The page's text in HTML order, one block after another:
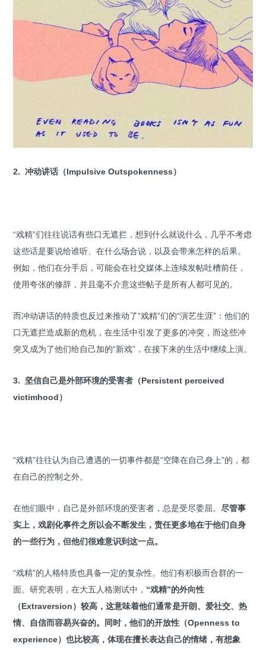
2. 冲动讲话（Impulsive Outspokenness）
“戏精”们往往说话有些口无遮拦，想到什么就说什么，几乎不考虑
这些话是要说给谁听、在什么场合说，以及会带来怎样的后果。
例如，他们在分手后，可能会在社交媒体上连续发帖吐槽前任，
使用夸张的修辞，并且毫不介意这些帖子是所有人都可见的。
而冲动讲话的特质也反过来推动了“戏精”们的“演艺生涯”：他们的
口无遮拦造成新的危机，在生活中引发了更多的冲突，而这些冲
突又成为了他们给自己加的“新戏”，在接下来的生活中继续上演。
3. 坚信自己是外部环境的受害者（Persistent perceived
victimhood）
“戏精”往往认为自己遭遇的一切事件都是“空降在自己身上”的，都
在自己的控制之外。
在他们眼中，自己是外部环境的受害者，总是受尽委屈。 尽管事
实上，戏剧化事件之所以会不断发生，责任更多地在于他们自身
的一些行为，但他们很难意识到这一点。
“戏精”的人格特质也具备一定的复杂性。他们有积极而合群的一
面。研究表明，在大五人格测试中， “戏精”的外向性
（Extraversion）较高 ，这意味着他们通常是开朗、爱社交、热
情、自信而容易兴奋的。同时，他们的开放性（Openness to
experience）也比较高 ，体现在擅长表达自己的情绪，有想象